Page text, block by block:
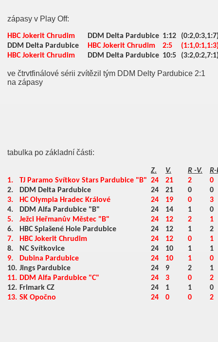
zápasy v Play Off:
HBC Jokerit Chrudim DDM Delta Pardubice 1:12
DDM Delta Pardubice
HBC Jokerit Chrudim 2:5
HBC Jokerit Chrudim
DDM Delta Pardubice 10:5
ve čtrvtfinálové sérii zvítězil tým DDM Delty Pardubice 2:1
na zápasy
tabulka po základní části:
Z. V. R -V.
R-
1.
TJ Paramo Svítkov Stars Pardubice "B" 24 21 2
0
2.
DDM Delta Pardubice 24 21 0
0
3.
HC Olympia Hradec Králové 24 19 0
3
4.
DDM Alfa Pardubice "B" 24 14 1
0
5.
Ježci Heřmanův Městec "B" 24 12 2
1
6.
HBC Splašené Hole Pardubice 24 12 1
2
7.
HBC Jokerit Chrudim 24 12 0
1
8.
NC Svítkovice 24 10 1
1
9.
Dubina Pardubice 24 10 1
0
10. Jings Pardubice 24 9 2
1
11. DDM Alfa Pardubice "C" 24 3 0
2
12. Frimark CZ 24 1 1
0
13. SK Opočno 24 0 0 2